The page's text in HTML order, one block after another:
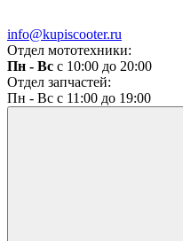
info@kupiscooter.ru
Отдел мототехники:
Пн - Вс с 10:00 до 20:00
Отдел запчастей:
Пн - Вс с 11:00 до 19:00